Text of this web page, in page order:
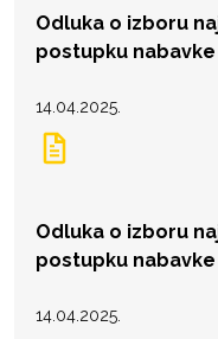
Odluka o izboru
postupku nabavke
14.04.2025.
Odluka o izboru
postupku
14.04.2025.